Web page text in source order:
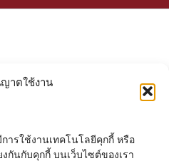
าตใช้งาน
ารใช้งานเทคโนโลยีคุกกี้ หรือ
กันกับคุกกี้ บนเว็บไซต์ของเรา